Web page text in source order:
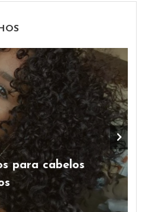
para cabelos